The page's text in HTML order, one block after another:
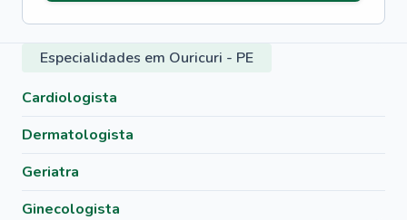
Especialidades em Ouricuri - PE
Cardiologista
Dermatologista
Geriatra
Ginecologista